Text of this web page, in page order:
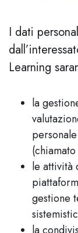
I dati
Learning
la
le attività
gestione